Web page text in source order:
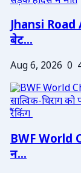
Jhansi
बेट...
Aug 6, 2026 0
BWF World
न...